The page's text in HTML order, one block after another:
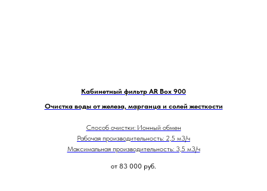
Кабинетный фильтр AR Box 900
Очистка воды от железа, марганца и солей жесткости
Способ очистки: Ионный обмен
Рабочая производительность: 2,5 м3/ч
Максимальная производительность: 3,5 м3/ч
от 83 000 руб.